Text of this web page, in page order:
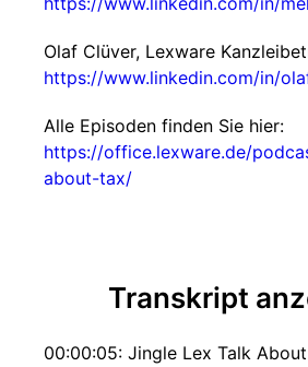
Olaf Clüver, Lexware
https://www.linkedin.com/in/
Alle Episoden finden Sie hier:
https://office.lexware.de/
about-tax/
Transkript
00:00:05: Jingle Lex Talk